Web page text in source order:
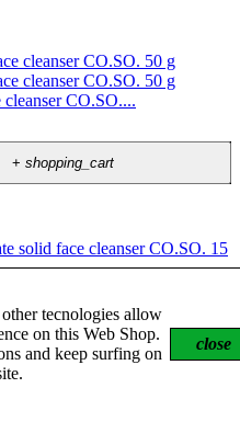
tecnologies allow
on this Web Shop.
and keep surfing on
close
CO.SO....
+shopping_cart
face...